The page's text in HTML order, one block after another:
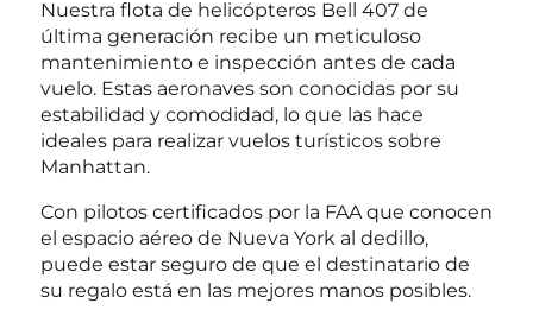
Nuestra flota de helicópteros Bell 407 de
última generación recibe un meticuloso
mantenimiento e inspección antes de cada
vuelo. Estas aeronaves son conocidas por su
estabilidad y comodidad, lo que las hace
ideales para realizar vuelos turísticos sobre
Manhattan.
Con pilotos certificados por la FAA que conocen
el espacio aéreo de Nueva York al dedillo,
puede estar seguro de que el destinatario de
su regalo está en las mejores manos posibles.